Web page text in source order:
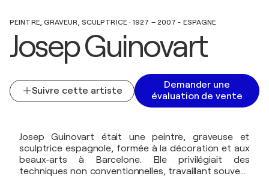
PEINTRE, GRAVEUR, SCULPTRICE · 1927 – 2007 - ESPAGNE
Josep Guinovart
Suivre cette artiste
Demander une
évaluation de vente
Josep Guinovart était une peintre, graveuse et
sculptrice espagnole, formée à la décoration et aux
beaux-arts à Barcelone. Elle privilégiait des
techniques non conventionnelles, travaillant souvent